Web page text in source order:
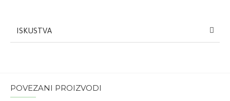
ISKUSTVA
POVEZANI PROIZVODI